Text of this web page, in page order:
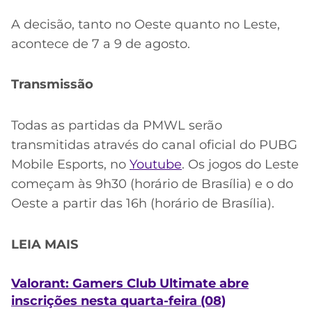
A decisão, tanto no Oeste quanto no Leste,
acontece de 7 a 9 de agosto.
Transmissão
Todas as partidas da PMWL serão
transmitidas através do canal oficial do PUBG
Mobile Esports, no Youtube. Os jogos do Leste
começam às 9h30 (horário de Brasília) e o do
Oeste a partir das 16h (horário de Brasília).
LEIA MAIS
Valorant: Gamers Club Ultimate abre
inscrições nesta quarta-feira (08)